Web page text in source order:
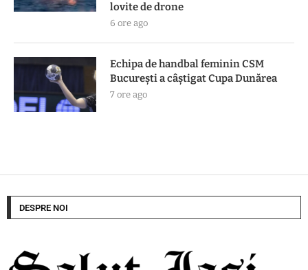
lovite de drone
6 ore ago
Echipa de handbal feminin CSM
Bucureşti a câştigat Cupa Dunărea
7 ore ago
DESPRE NOI